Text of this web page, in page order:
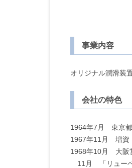
事業内容
オリジナル潤滑装
会社の特色
1964年7月 東京
1967年11月 増資
1968年10月 大阪
11月 「リューベ